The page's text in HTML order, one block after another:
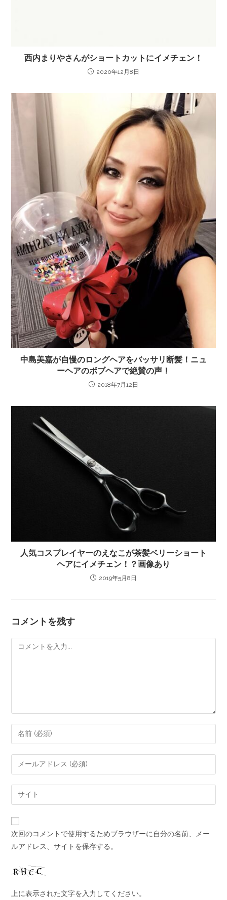
西内まりやさんがショートカットにイメチェン！
2020年12月8日
中島美嘉が自慢のロングヘアをバッサリ断髪！ニュ
ーヘアのボブヘアで絶賛の声！
2018年7月12日
人気コスプレイヤーのえなこが茶髪ベリーショート
ヘアにイメチェン！？画像あり
2019年5月8日
コメントを残す
次回のコメントで使用するためブラウザーに自分の名前、メー
ルアドレス、サイトを保存する。
上に表示された文字を入力してください。